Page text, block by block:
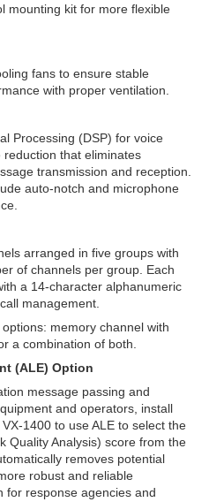
mounting kit for more flexible
fans to ensure stable
with proper ventilation.
Processing (DSP) for voice
that eliminates
transmission and reception.
auto-notch and microphone
arranged in five groups with
of channels per group. Each
a 14-character alphanumeric
management.
memory channel with
a combination of both.
(ALE) Option
message passing and
and operators, install
1400 to use ALE to select the
Quality Analysis) score from the
removes potential
robust and reliable
for response agencies and